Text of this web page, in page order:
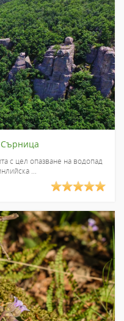
с цел опазване на водопад
...